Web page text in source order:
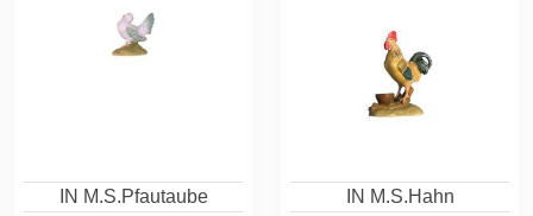
IN M.S.Pfautaube
IN M.S.Hahn